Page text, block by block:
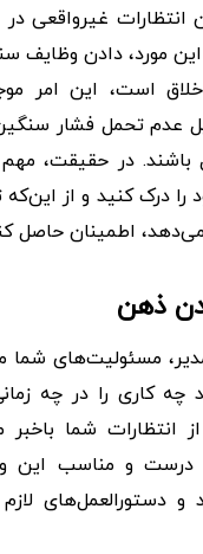
انتظارات غیرواقعی
مورد، دادن وظایف
خلاق است، این امر
عدم تحمل فشار
باشند. در حقیقت،
را درک کنید و از
می‌دهد، اطمینان حاصل
مسئولیت‌های
چه کاری را در چه
انتظارات شما
درست و مناسب این
دستورالعمل‌های لازم